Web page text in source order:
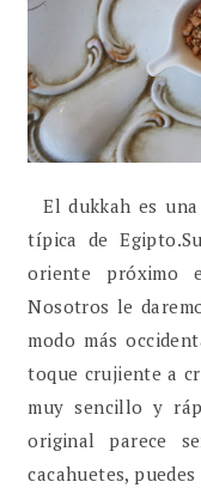
El dukkah es
típica de
oriente próximo
Nosotros le
modo más
toque crujiente a
muy sencillo y
original parece
cacahuetes,